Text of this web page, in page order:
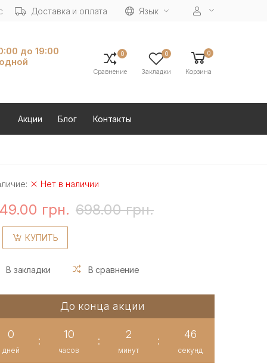
Доставка и оплата Язык
до 19:00
0
Сравнение
0
Закладки
0
Корзина
Акции Блог Контакты
Нет в наличии
грн. 698.00 грн.
КУПИТЬ
В закладки В сравнение
До конца акции
0
дней
:
10
часов
:
2
минут
:
45
секунд